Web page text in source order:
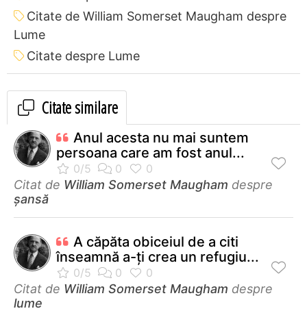
Citate de William Somerset Maugham despre
Lume
Citate despre Lume
Citate similare
Anul acesta nu mai suntem
persoana care am fost anul...
Citat de William Somerset Maugham despre
șansă
A căpăta obiceiul de a citi
înseamnă a-ţi crea un refugiu...
Citat de William Somerset Maugham despre
lume